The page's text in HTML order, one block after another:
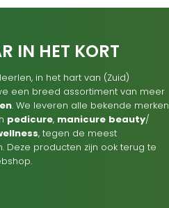
IN HET KORT
in het hart van (Zuid)
een breed assortiment van meer
. We leveren alle bekende merken
pedicure, manicure beauty/
, tegen de meest
Deze producten zijn ook terug te